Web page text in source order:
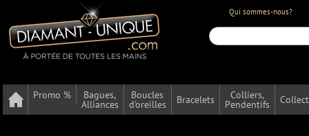
Qui sommes-nous?
Promo % Bagues,
Alliances
Boucles
d'oreilles Bracelets Colliers,
Pendentifs